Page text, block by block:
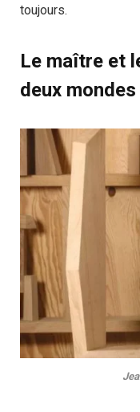
toujours.
Le maître et
deux mondes